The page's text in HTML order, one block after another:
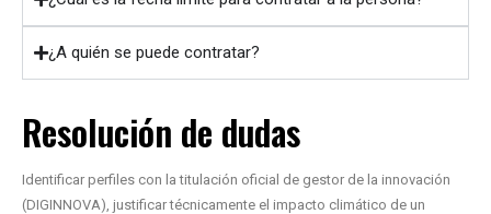
¿A quién se puede contratar?
Resolución de dudas
Identificar perfiles con la titulación oficial de gestor de la innovación
(DIGINNOVA), justificar técnicamente el impacto climático de un